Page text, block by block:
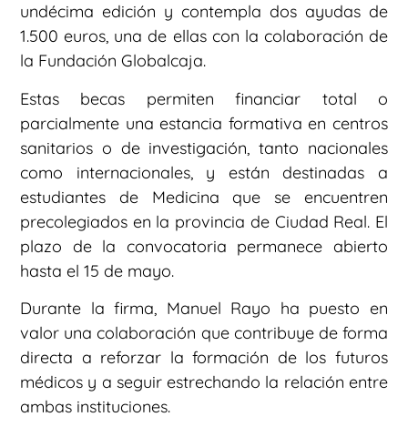
undécima edición y contempla dos ayudas de
1.500 euros, una de ellas con la colaboración de
la Fundación Globalcaja.
Estas becas permiten financiar total o
parcialmente una estancia formativa en centros
sanitarios o de investigación, tanto nacionales
como internacionales, y están destinadas a
estudiantes de Medicina que se encuentren
precolegiados en la provincia de Ciudad Real. El
plazo de la convocatoria permanece abierto
hasta el 15 de mayo.
Durante la firma, Manuel Rayo ha puesto en
valor una colaboración que contribuye de forma
directa a reforzar la formación de los futuros
médicos y a seguir estrechando la relación entre
ambas instituciones.